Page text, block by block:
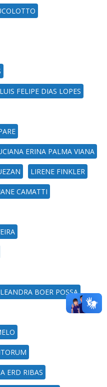
LUIS FELIPE DIAS LOPES
ERINA PALMA VIANA
LIRENE FINKLER
CAMATTI
LEANDRA BOER POSSA
ERD RIBAS